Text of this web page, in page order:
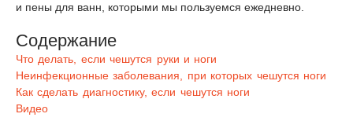
и пены для ванн, которыми мы пользуемся ежедневно.
Содержание
Что делать, если чешутся руки и ноги
Неинфекционные заболевания, при которых чешутся ноги
Как сделать диагностику, если чешутся ноги
Видео